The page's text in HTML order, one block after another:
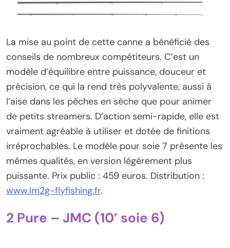
La mise au point de cette canne a bénéficié des
conseils de nombreux compétiteurs. C’est un
modèle d’équilibre entre puissance, douceur et
précision, ce qui la rend très polyvalente, aussi à
l’aise dans les pêches en sèche que pour animer
de petits streamers. D’action semi-rapide, elle est
vraiment agréable à utiliser et dotée de finitions
irréprochables. Le modèle pour soie 7 présente les
mêmes qualités, en version légèrement plus
puissante. Prix public : 459 euros. Distribution :
www.lm2g-flyfishing.fr.
2 Pure – JMC (10’ soie 6)